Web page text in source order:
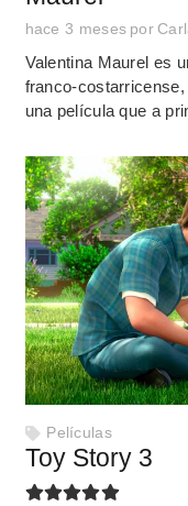
hace 3 meses por
Valentina Maurel es
franco-
una película que a
Películas
Toy Story 3